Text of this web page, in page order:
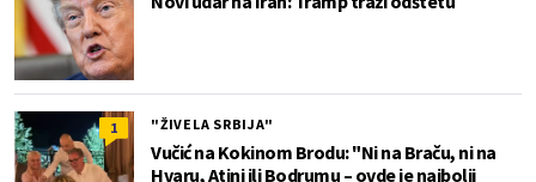
1 "ŽIVELA SRBIJA"
Vučić na Kokinom Brodu: "Ni na Braču, ni na
Hvaru, Atini ili Bodrumu – ovde je najbolji